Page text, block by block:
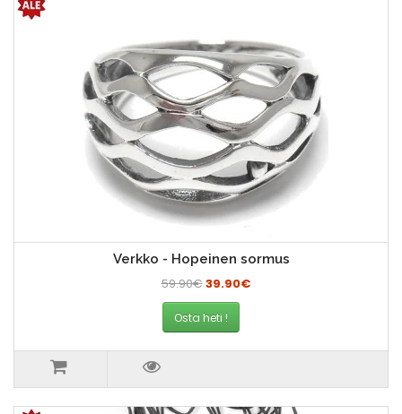
Verkko - Hopeinen sormus
59.90€39.90€
Osta heti !